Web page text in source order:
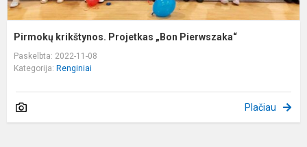
Pirmokų krikštynos. Projetkas „Bon Pierwszaka“
Paskelbta: 2022-11-08
Kategorija: Renginiai
Plačiau